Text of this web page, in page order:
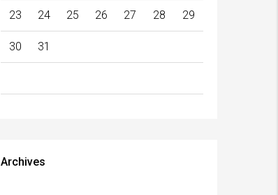
23 24 25 26 27 28 29
30 31
Archives